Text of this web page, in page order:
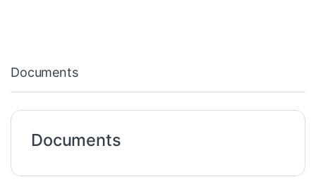
Documents
Documents